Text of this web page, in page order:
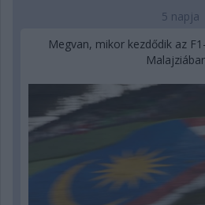
5 napja
Megvan, mikor kezdődik az